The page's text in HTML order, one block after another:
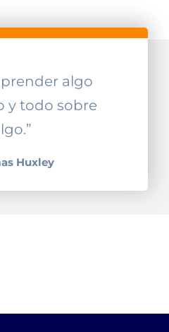
algo
y todo sobre
Huxley